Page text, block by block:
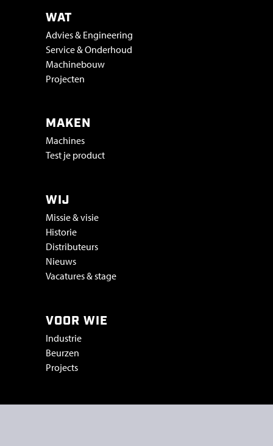
WAT
Advies & Engineering
Service & Onderhoud
Machinebouw
Projecten
MAKEN
Machines
Test je product
WIJ
Missie & visie
Historie
Distributeurs
Nieuws
Vacatures & stage
VOOR WIE
Industrie
Beurzen
Projects